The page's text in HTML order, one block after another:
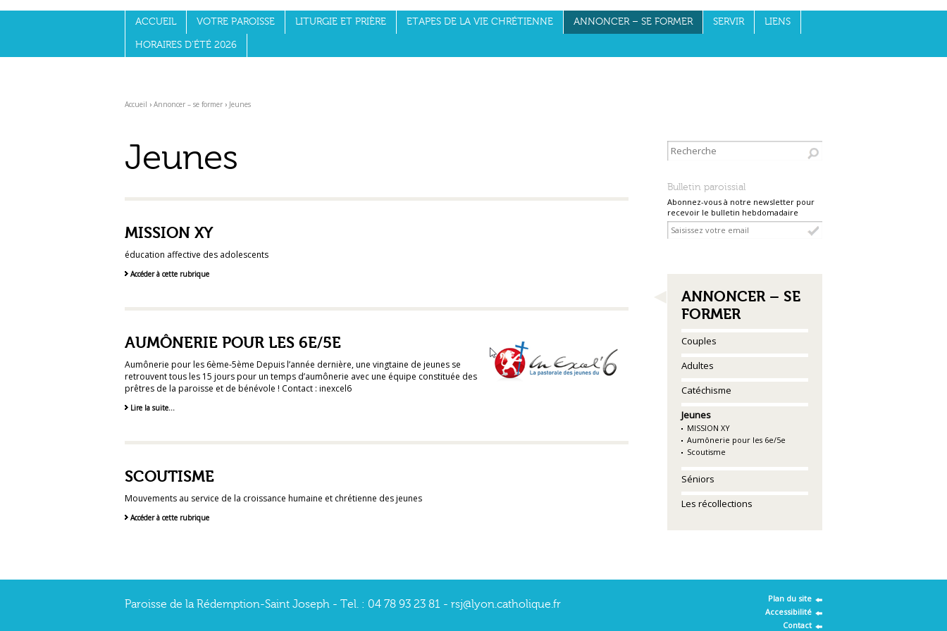
contenu.
Aller
ACCUEIL VOTRE PAROISSE LITURGIE ET PRIÈRE ETAPES DE LA VIE CHRÉTIENNE ANNONCER – SE FORMER SERVIR LIENS
HORAIRES D'ÉTÉ 2026
Accueil › Annoncer – se former › Jeunes
Bulletin paroissial
Abonnez-vous à notre newsletter pour
recevoir le bulletin hebdomadaire
NAVIGATION
ANNONCER – SE
FORMER
Couples
Adultes
Catéchisme
Jeunes
MISSION XY
Aumônerie pour les 6e/5e
Scoutisme
Séniors
Les récollections
Jeunes
MISSION XY
éducation affective des adolescents
Accéder à cette rubrique
AUMÔNERIE POUR LES 6E/5E
Aumônerie pour les 6ème-5ème Depuis l’année dernière, une vingtaine de jeunes se
retrouvent tous les 15 jours pour un temps d’aumônerie avec une équipe constituée des
prêtres de la paroisse et de bénévole ! Contact : inexcel6
Lire la suite…
SCOUTISME
Mouvements au service de la croissance humaine et chrétienne des jeunes
Accéder à cette rubrique
Paroisse de la Rédemption-Saint Joseph - Tel. : 04 78 93 23 81 - rsj@lyon.catholique.fr
Plan du site
Accessibilité
Contact